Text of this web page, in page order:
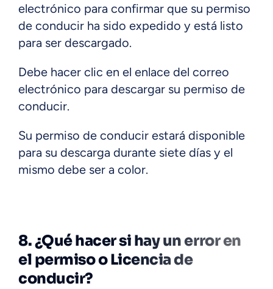
electrónico para confirmar que su permiso
de conducir ha sido expedido y está listo
para ser descargado.
Debe hacer clic en el enlace del correo
electrónico para descargar su permiso de
conducir.
Su permiso de conducir estará disponible
para su descarga durante siete días y el
mismo debe ser a color.
8. ¿Qué hacer si hay un error en
el permiso o Licencia de
conducir?